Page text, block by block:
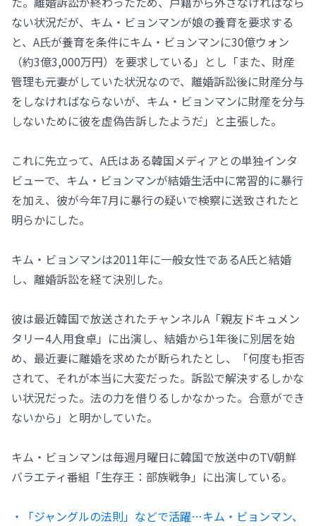
ない状況だが、キム・ビョンマンが娘の養育を要求する
と、A氏が養育を条件にキム・ビョンマンに30億ウォン
（約3億3,000万円）を要求している」とし「また、財産
管理も元妻がしていた状況なので、離婚訴訟後に財産分与
をしなければならないが、キム・ビョンマンに財産を分与
しないために彼を虚偽告訴したようだ」と主張した。
これに先立って、A氏はある韓国メディアとの単独インタ
ビューで、キム・ビョンマンが結婚生活中に常習的に暴行
を加え、彼が今年7月に暴行の疑いで検察に送致されたと
明らかにした。
キム・ビョンマンは2011年に一般女性であるA氏と結婚
し、離婚訴訟を経て決別した。
彼は最近韓国で放送されたチャンネルA「親友ドキュメン
タリー4人用食卓」に出演し、結婚から1年後に別居を始
め、最近妻に離婚を求めたが断られたとし、「何度も拒否
されて、それが本当に大変だった。訴訟で解決するしかな
い状況だった。法の力を借りるしかなかった。合意ができ
ないから」と明かしていた。
キム・ビョンマンは毎週月曜日に韓国で放送中のTV朝鮮
バラエティ番組「生存王：部族戦争」に出演している。
・「ジャングルの法則」などで活躍…キム・ビョンマン、